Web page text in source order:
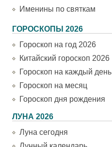
Именины по святкам
ГОРОСКОПЫ 2026
Гороскоп на год 2026
Китайский гороскоп 2026
Гороскоп на каждый день
Гороскоп на месяц
Гороскоп дня рождения
ЛУНА 2026
Луна сегодня